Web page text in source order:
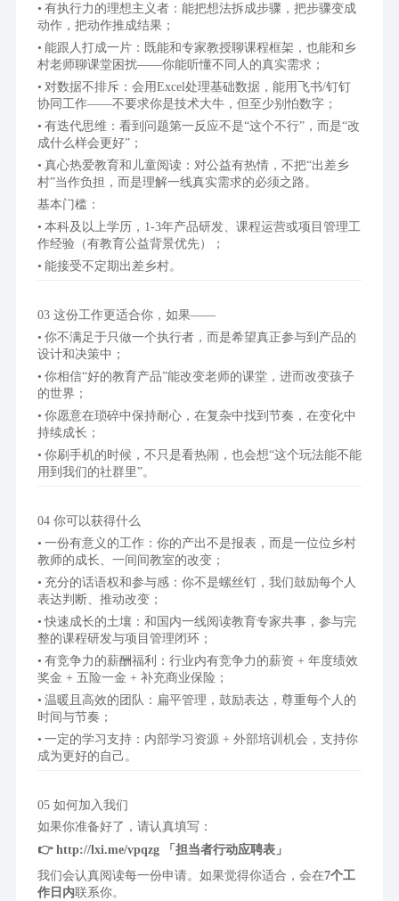
有执行力的理想主义者：能把想法拆成步骤，把步骤变成
动作，把动作推成结果；
能跟人打成一片：既能和专家教授聊课程框架，也能和乡
村老师聊课堂困扰——你能听懂不同人的真实需求；
对数据不排斥：会用Excel处理基础数据，能用飞书/钉钉
协同工作——不要求你是技术大牛，但至少别怕数字；
有迭代思维：看到问题第一反应不是“这个不行”，而是“改
成什么样会更好”；
真心热爱教育和儿童阅读：对公益有热情，不把“出差乡
村”当作负担，而是理解一线真实需求的必须之路。
基本门槛：
本科及以上学历，1-3年产品研发、课程运营或项目管理工
作经验（有教育公益背景优先）；
能接受不定期出差乡村。
03 这份工作更适合你，如果——
你不满足于只做一个执行者，而是希望真正参与到产品的
设计和决策中；
你相信“好的教育产品”能改变老师的课堂，进而改变孩子
的世界；
你愿意在琐碎中保持耐心，在复杂中找到节奏，在变化中
持续成长；
你刷手机的时候，不只是看热闹，也会想“这个玩法能不能
用到我们的社群里”。
04 你可以获得什么
一份有意义的工作：你的产出不是报表，而是一位位乡村
教师的成长、一间间教室的改变；
充分的话语权和参与感：你不是螺丝钉，我们鼓励每个人
表达判断、推动改变；
快速成长的土壤：和国内一线阅读教育专家共事，参与完
整的课程研发与项目管理闭环；
有竞争力的薪酬福利：行业内有竞争力的薪资 + 年度绩效
奖金 + 五险一金 + 补充商业保险；
温暖且高效的团队：扁平管理，鼓励表达，尊重每个人的
时间与节奏；
一定的学习支持：内部学习资源 + 外部培训机会，支持你
成为更好的自己。
05 如何加入我们
如果你准备好了，请认真填写：
👉 http://lxi.me/vpqzg 「担当者行动应聘表」
我们会认真阅读每一份申请。如果觉得你适合，会在7个工
作日内联系你。